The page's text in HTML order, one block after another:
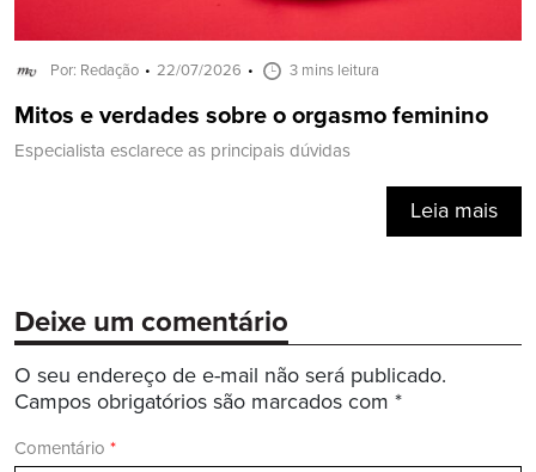
Por: Redação 22/07/2026 3 mins leitura
Mitos e verdades sobre o orgasmo feminino
Especialista esclarece as principais dúvidas
Leia mais
Deixe um comentário
O seu endereço de e-mail não será publicado.
Campos obrigatórios são marcados com *
Comentário *